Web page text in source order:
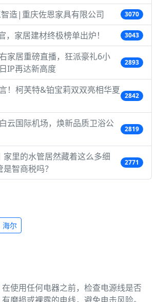
智造|重庆佐恩家具有限公司 3070
，家居建材终极榜单出炉！ 3043
家居重磅直播，狂派豪礼6小
IP再达新高度
2893
！柯芙特&铂宝莉双双亮相华夏
2842
云国际机场，焕新品质卫浴公
2819
家里的水管居然藏着这么多细
智商税吗？
2771
海尔
在使用任何电器之前，检查电源线是否